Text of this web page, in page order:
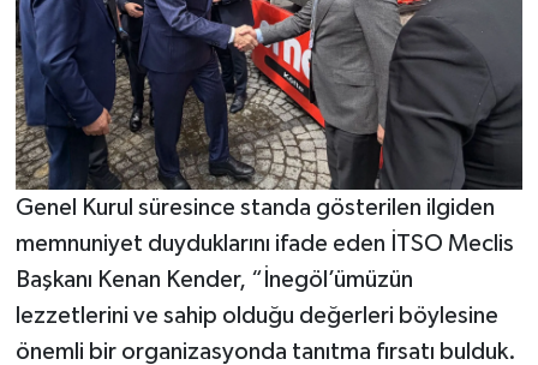
Genel Kurul süresince standa gösterilen ilgiden
memnuniyet duyduklarını ifade eden İTSO Meclis
Başkanı Kenan Kender, “İnegöl’ümüzün
lezzetlerini ve sahip olduğu değerleri böylesine
önemli bir organizasyonda tanıtma fırsatı bulduk.